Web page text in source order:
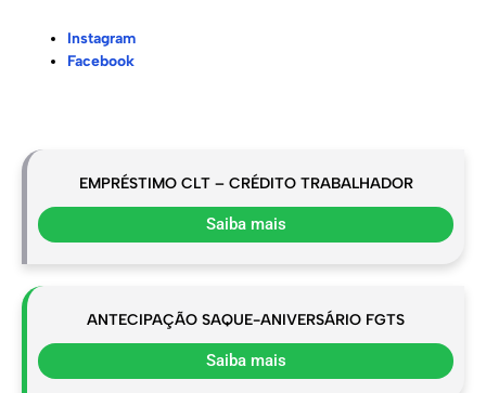
Instagram
Facebook
EMPRÉSTIMO CLT – CRÉDITO TRABALHADOR
Saiba mais
ANTECIPAÇÃO SAQUE-ANIVERSÁRIO FGTS
Saiba mais